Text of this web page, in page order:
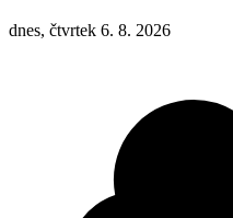
dnes, čtvrtek 6. 8. 2026